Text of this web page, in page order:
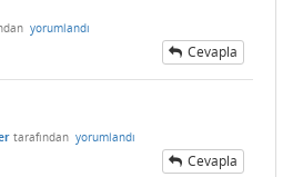
yorumlandı
Cevapla
tarafından yorumlandı
Cevapla